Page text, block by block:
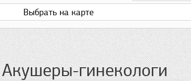
Выбрать на карте
гинекологи